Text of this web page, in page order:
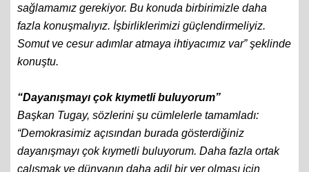
sağlamamız gerekiyor. Bu konuda birbirimizle daha
fazla konuşmalıyız. İşbirliklerimizi güçlendirmeliyiz.
Somut ve cesur adımlar atmaya ihtiyacımız var” şeklinde
konuştu.
“Dayanışmayı çok kıymetli buluyorum”
Başkan Tugay, sözlerini şu cümlelerle tamamladı:
“Demokrasimiz açısından burada gösterdiğiniz
dayanışmayı çok kıymetli buluyorum. Daha fazla ortak
çalışmak ve dünyanın daha adil bir yer olması için